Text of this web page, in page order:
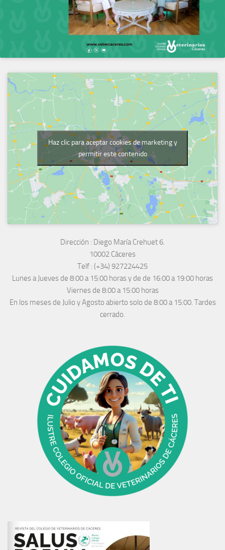
Haz clic para aceptar cookies de marketing y
permitir este contenido
Dirección : Diego María Crehuet 6.
10002 Cáceres
Telf : (+34) 927224425
Lunes a Jueves de 8:00 a 15:00 horas y de de 16:00 a 19:00 horas
Viernes de 8:00 a 15:00 horas
En los meses de Julio y Agosto abierto solo de 8:00 a 15:00. Tardes
cerrado.